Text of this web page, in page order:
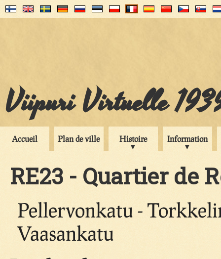
Viipuri Virtuelle
Accueil Plan de ville Histoire Information
RE23 - Quartier de
Pellervonkatu -
Vaasankatu